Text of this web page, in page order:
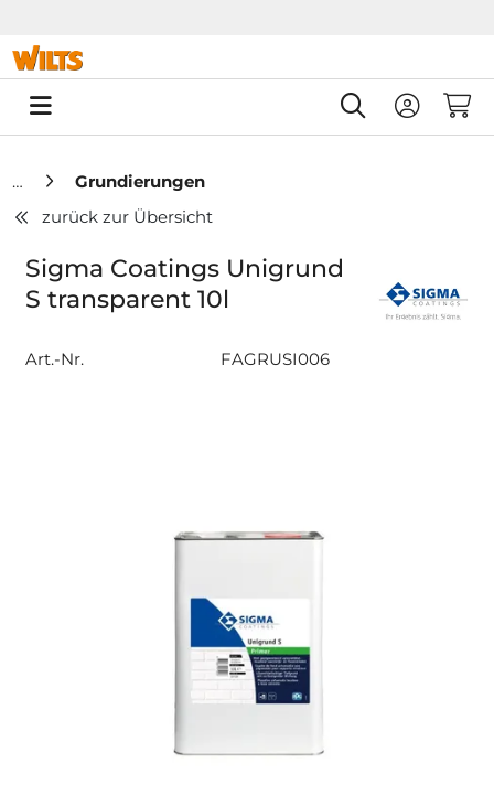
0
Grundierungen
zurück zur Übersicht
Sigma Coatings Unigrund
S transparent 10l
Art.-Nr. FAGRUSI006